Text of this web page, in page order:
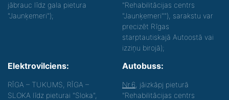
jābrauc līdz gala pietura
"Jaunķemeri");
"Rehabilitācijas centrs
"Jaunķemeri""), sarakstu var
precizēt Rīgas
starptautiskajā Autoostā vai
izziņu birojā);
Elektrovilciens:
RĪGA – TUKUMS, RĪGA –
SLOKA līdz pieturai "Sloka",
Autobuss:
Nr.6 , jāizkāpj pieturā
"Rehabilitācijas centrs